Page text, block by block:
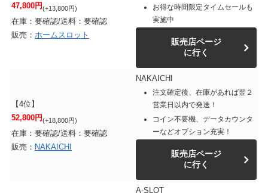
47,800円(+13,800円)
在庫：要確認/送料：要確認
販売： ホームスロット
お得な時間限定タイムセールも
実施中
販売店ページ
に行く
【4位】
52,800円(+18,800円)
在庫：要確認/送料：要確認
販売： NAKAICHI
NAKAICHI
注文確定後、在庫があれば翌２
営業日以内で発送！
コイン不要機、データカウンタ
ーなどオプション充実！
販売店ページ
に行く
A-SLOT